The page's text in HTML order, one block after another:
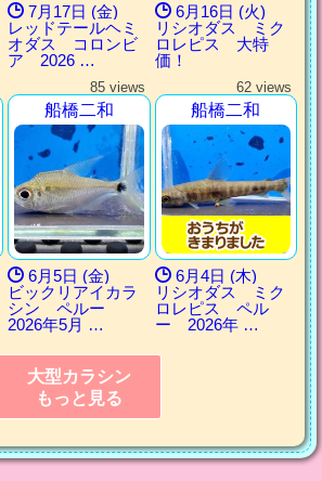
7月17日 (金)
レッドテールヘミ
オダス コロンビ
ア 2026 …
6月16日 (火)
リシオダス ミク
ロレピス 大特
価！
85 views
船橋二和
6月5日 (金)
ビックリアイカラ
シン ペルー
2026年5月 …
62 views
船橋二和
6月4日 (木)
リシオダス ミク
ロレピス ペル
ー 2026年 …
大型カラシン
もっと見る